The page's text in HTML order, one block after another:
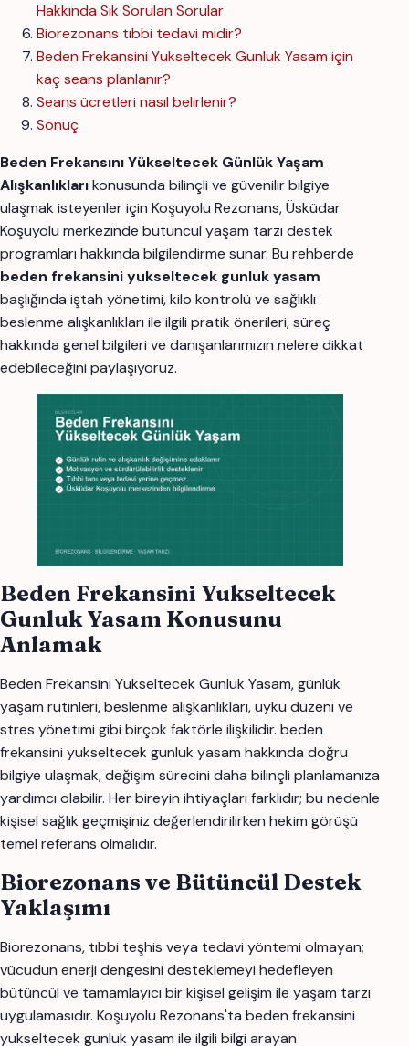
Hakkında Sık Sorulan Sorular
Biorezonans tıbbi tedavi midir?
Beden Frekansini Yukseltecek Gunluk Yasam için
kaç seans planlanır?
Seans ücretleri nasıl belirlenir?
Sonuç
Beden Frekansını Yükseltecek Günlük Yaşam
Alışkanlıklarıkonusunda bilinçli ve güvenilir bilgiye
ulaşmak isteyenler için Koşuyolu Rezonans, Üsküdar
Koşuyolu merkezinde bütüncül yaşam tarzı destek
programları hakkında bilgilendirme sunar. Bu rehberde
beden frekansini yukseltecek gunluk yasam
başlığında iştah yönetimi, kilo kontrolü ve sağlıklı
beslenme alışkanlıkları ile ilgili pratik önerileri, süreç
hakkında genel bilgileri ve danışanlarımızın nelere dikkat
edebileceğini paylaşıyoruz.
Beden Frekansini Yukseltecek
Gunluk Yasam Konusunu
Anlamak
Beden Frekansini Yukseltecek Gunluk Yasam, günlük
yaşam rutinleri, beslenme alışkanlıkları, uyku düzeni ve
stres yönetimi gibi birçok faktörle ilişkilidir. beden
frekansini yukseltecek gunluk yasam hakkında doğru
bilgiye ulaşmak, değişim sürecini daha bilinçli planlamanıza
yardımcı olabilir. Her bireyin ihtiyaçları farklıdır; bu nedenle
kişisel sağlık geçmişiniz değerlendirilirken hekim görüşü
temel referans olmalıdır.
Biorezonans ve Bütüncül Destek
Yaklaşımı
Biorezonans, tıbbi teşhis veya tedavi yöntemi olmayan;
vücudun enerji dengesini desteklemeyi hedefleyen
bütüncül ve tamamlayıcı bir kişisel gelişim ile yaşam tarzı
uygulamasıdır. Koşuyolu Rezonans'ta beden frekansini
yukseltecek gunluk yasam ile ilgili bilgi arayan